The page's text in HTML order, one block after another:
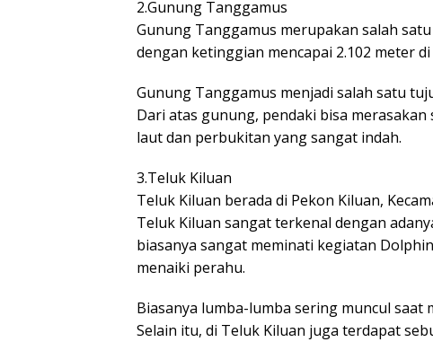
2.Gunung Tanggamus
Gunung Tanggamus merupakan salah
dengan ketinggian mencapai 2.102 meter
Gunung Tanggamus menjadi salah satu
Dari atas gunung, pendaki bisa
laut dan perbukitan yang sangat indah.
3.Teluk Kiluan
Teluk Kiluan berada di Pekon Kiluan,
Teluk Kiluan sangat terkenal dengan
biasanya sangat meminati kegiatan
menaiki perahu.
Biasanya lumba-lumba sering muncul saat
Selain itu, di Teluk Kiluan juga terdapat